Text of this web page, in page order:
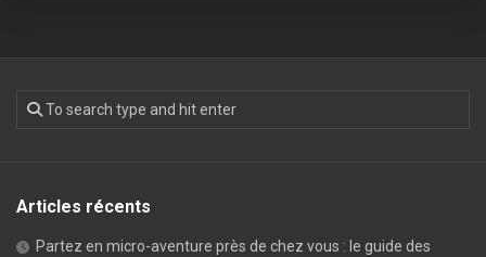
Articles récents
Partez en micro-aventure près de chez vous : le guide des